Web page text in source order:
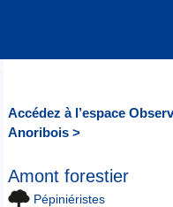
Accédez à l’espace
Anoribois >
Amont forestier
Pépiniéristes